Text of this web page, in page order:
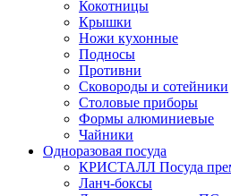
Кокотницы
Крышки
Ножи кухонные
Подносы
Противни
Сковороды и сотейники
Столовые приборы
Формы алюминиевые
Чайники
Одноразовая посуда
КРИСТАЛЛ Посуда
Ланч-боксы